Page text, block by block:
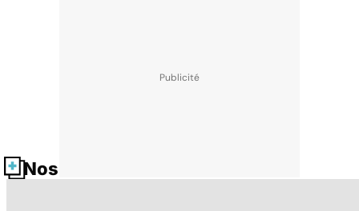
Nos fiches santé